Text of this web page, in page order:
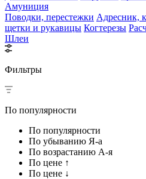
Амуниция
Поводки, перестежки Адресник,
щетки и рукавицы Когтерезы
Шлеи
Фильтры
По популярности
По популярности
По убыванию Я-а
По возрастанию А-я
По цене ↑
По цене ↓